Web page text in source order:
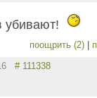
убивают!
поощрить (2)
# 111338